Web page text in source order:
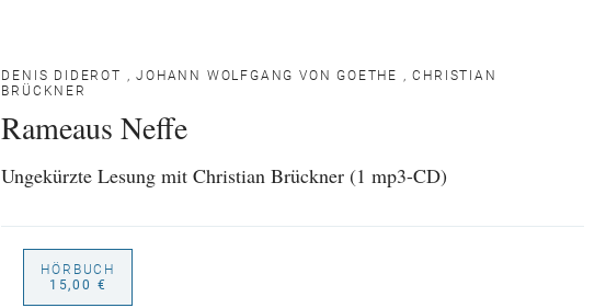
DENIS DIDEROT ,JOHANN WOLFGANG VON GOETHE ,CHRISTIAN
BRÜCKNER
Rameaus Neffe
Ungekürzte Lesung mit Christian Brückner (1 mp3-CD)
HÖRBUCH
15,00 €